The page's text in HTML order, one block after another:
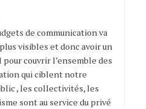
de communication va
visibles et donc avoir un
couvrir l’ensemble des
qui ciblent notre
, les collectivités, les
sont au service du privé